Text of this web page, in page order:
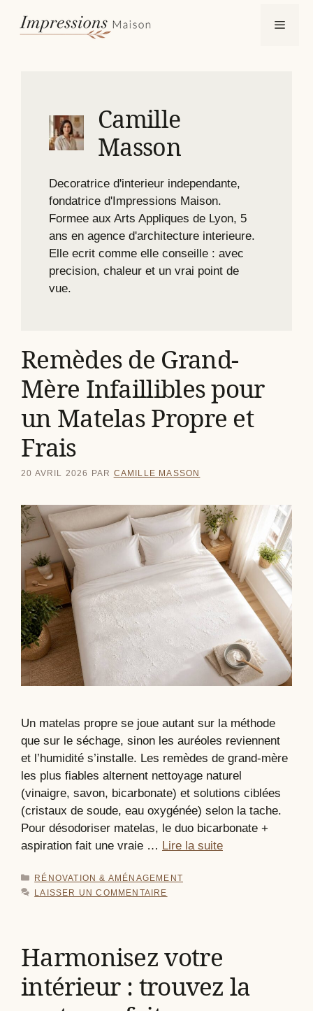
Menu
Camille
Masson
Decoratrice d'interieur independante,
fondatrice d'Impressions Maison.
Formee aux Arts Appliques de Lyon, 5
ans en agence d'architecture interieure.
Elle ecrit comme elle conseille : avec
precision, chaleur et un vrai point de
vue.
Remèdes de Grand-
Mère Infaillibles pour
un Matelas Propre et
Frais
20 AVRIL 2026 PAR CAMILLE MASSON
Un matelas propre se joue autant sur la méthode
que sur le séchage, sinon les auréoles reviennent
et l’humidité s’installe. Les remèdes de grand-mère
les plus fiables alternent nettoyage naturel
(vinaigre, savon, bicarbonate) et solutions ciblées
(cristaux de soude, eau oxygénée) selon la tache.
Pour désodoriser matelas, le duo bicarbonate +
aspiration fait une vraie … Lire la suite
CATÉGORIES
RÉNOVATION & AMÉNAGEMENT
LAISSER UN COMMENTAIRE
Harmonisez votre
intérieur : trouvez la